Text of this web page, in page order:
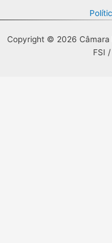
Copyright © 2026 Câmara
FSI